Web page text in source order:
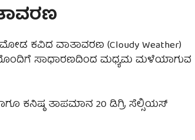
ಕವಿದ ವಾತಾವರಣ (Cloudy Weather)
ಸಾಧಾರಣದಿಂದ ಮಧ್ಯಮ ಮಳೆಯಾಗುವ
ಕನಿಷ್ಠ ತಾಪಮಾನ 20 ಡಿಗ್ರಿ ಸೆಲ್ಸಿಯಸ್